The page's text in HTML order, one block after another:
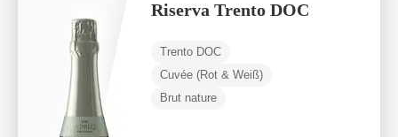
Riserva Trento DOC
Trento DOC
Cuvée (Rot & Weiß)
Brut nature